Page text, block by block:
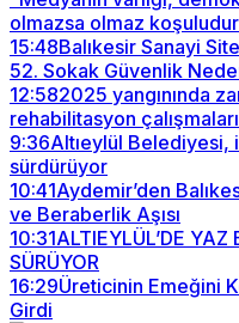
olmazsa olmaz
15:48Balıkesir Sanayi
52. Sokak Güvenlik
12:582025 yangınında
rehabilitasyon
9:36Altıeylül
sürdürüyor
10:41Aydemir’den
ve Beraberlik Aşısı
10:31ALTIEYLÜL’DE
SÜRÜYOR
16:29Üreticinin Emeğini
Girdi